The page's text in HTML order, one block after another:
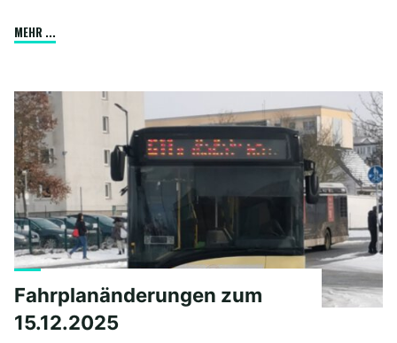
MEHR ...
Fahrplanänderungen zum
15.12.2025